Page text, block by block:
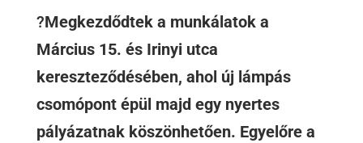
?Megkezdődtek a munkálatok a
Március 15. és Irinyi utca
kereszteződésében, ahol új lámpás
csomópont épül majd egy nyertes
pályázatnak köszönhetően. Egyelőre a